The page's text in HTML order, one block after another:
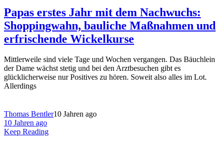
Papas erstes Jahr mit dem Nachwuchs:
Shoppingwahn, bauliche Maßnahmen und
erfrischende Wickelkurse
Mittlerweile sind viele Tage und Wochen vergangen. Das Bäuchlein
der Dame wächst stetig und bei den Arztbesuchen gibt es
glücklicherweise nur Positives zu hören. Soweit also alles im Lot.
Allerdings
Thomas Bentler10 Jahren ago
10 Jahren ago
Keep Reading